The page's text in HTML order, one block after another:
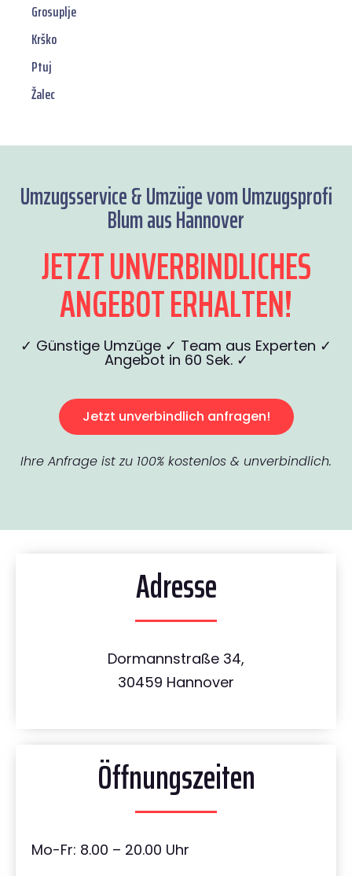
Grosuplje
Krško
Ptuj
Žalec
Umzugsservice & Umzüge vom Umzugsprofi
Blum aus Hannover
JETZT UNVERBINDLICHES
ANGEBOT ERHALTEN!
✓ Günstige Umzüge ✓ Team aus Experten ✓
Angebot in 60 Sek. ✓
Jetzt unverbindlich anfragen!
Ihre Anfrage ist zu 100% kostenlos & unverbindlich.
Adresse
Dormannstraße 34,
30459 Hannover
Öffnungszeiten
Mo-Fr: 8.00 – 20.00 Uhr